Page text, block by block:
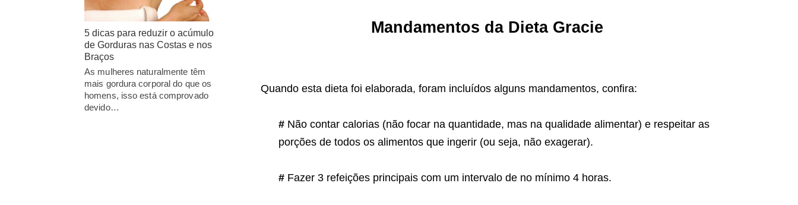
Mandamentos da Dieta Gracie
Quando esta dieta foi elaborada, foram incluídos alguns mandamentos, confira:
#Não contar calorias (não focar na quantidade, mas na qualidade alimentar) e respeitar as
porções de todos os alimentos que ingerir (ou seja, não exagerar).
#Fazer 3 refeições principais com um intervalo de no mínimo 4 horas.
5 dicas para reduzir o acúmulo
de Gorduras nas Costas e nos
Braços
As mulheres naturalmente têm
mais gordura corporal do que os
homens, isso está comprovado
devido…